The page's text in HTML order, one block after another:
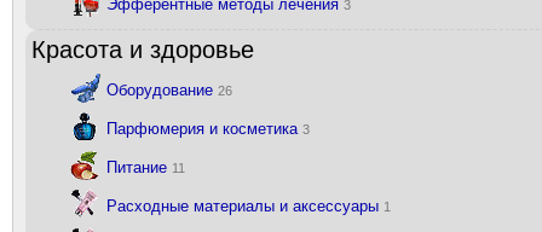
Эфферентные методы лечения 3
Красота и здоровье
Оборудование 26
Парфюмерия и косметика 3
Питание 11
Расходные материалы и аксессуары 1